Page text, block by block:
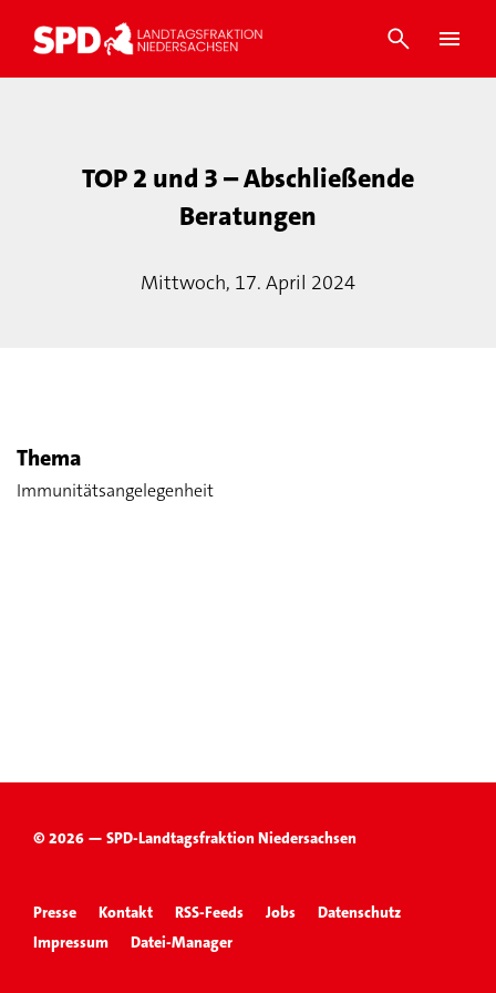
TOP 2 und 3 – Abschließende
Beratungen
Mittwoch, 17. April 2024
Thema
Immunitätsangelegenheit
© 2026 — SPD-Landtagsfraktion Niedersachsen
Presse Kontakt RSS-Feeds Jobs
Datenschutz
Impressum
Datei-Manager